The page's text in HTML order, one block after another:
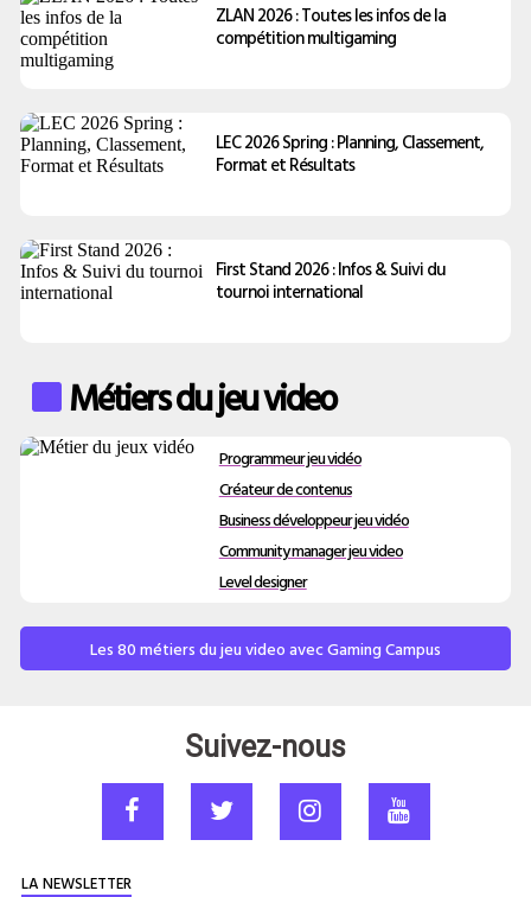
ZLAN 2026 : Toutes les infos de la
compétition multigaming
LEC 2026 Spring : Planning, Classement,
Format et Résultats
First Stand 2026 : Infos & Suivi du
tournoi international
Métiers du jeu video
Programmeur jeu vidéo
Créateur de contenus
Business développeur jeu vidéo
Community manager jeu video
Level designer
Les 80 métiers du jeu video avec Gaming Campus
Suivez-nous
LA NEWSLETTER